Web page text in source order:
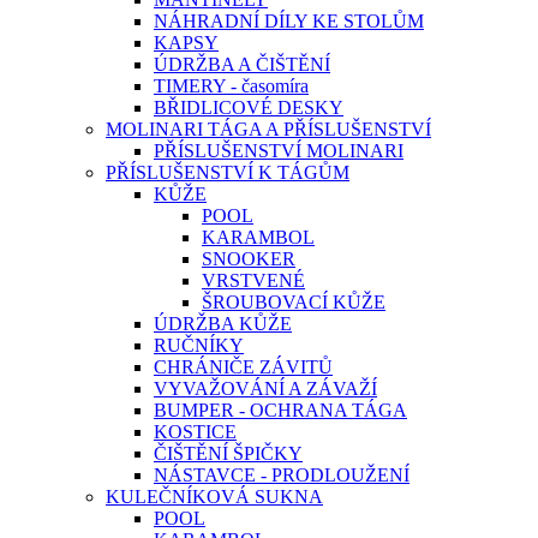
NÁHRADNÍ DÍLY KE STOLŮM
KAPSY
ÚDRŽBA A ČIŠTĚNÍ
TIMERY - časomíra
BŘIDLICOVÉ DESKY
MOLINARI TÁGA A PŘÍSLUŠENSTVÍ
PŘÍSLUŠENSTVÍ MOLINARI
PŘÍSLUŠENSTVÍ K TÁGŮM
KŮŽE
POOL
KARAMBOL
SNOOKER
VRSTVENÉ
ŠROUBOVACÍ KŮŽE
ÚDRŽBA KŮŽE
RUČNÍKY
CHRÁNIČE ZÁVITŮ
VYVAŽOVÁNÍ A ZÁVAŽÍ
BUMPER - OCHRANA TÁGA
KOSTICE
ČIŠTĚNÍ ŠPIČKY
NÁSTAVCE - PRODLOUŽENÍ
KULEČNÍKOVÁ SUKNA
POOL